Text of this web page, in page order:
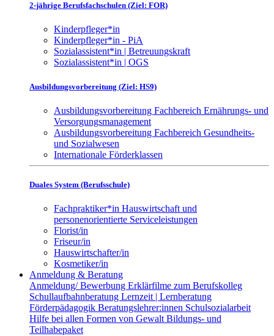
2-jährige Berufsfachschulen (Ziel: FOR)
Kinderpfleger*in
Kinderpfleger*in - PiA
Sozialassistent*in | Betreuungskraft
Sozialassistent*in | OGS
Ausbildungsvorbereitung (Ziel: HS9)
Ausbildungsvorbereitung Fachbereich Ernährungs- und
Versorgungsmanagement
Ausbildungsvorbereitung Fachbereich Gesundheits-
und Sozialwesen
Internationale Förderklassen
Duales System (Berufsschule)
Fachpraktiker*in Hauswirtschaft und
personenorientierte Serviceleistungen
Florist/in
Friseur/in
Hauswirtschafter/in
Kosmetiker/in
Anmeldung & Beratung
Anmeldung/ Bewerbung Erklärfilme zum Berufskolleg
Schullaufbahnberatung Lernzeit | Lernberatung
Förderpädagogik Beratungslehrer:innen Schulsozialarbeit
Hilfe bei allen Formen von Gewalt Bildungs- und
Teilhabepaket